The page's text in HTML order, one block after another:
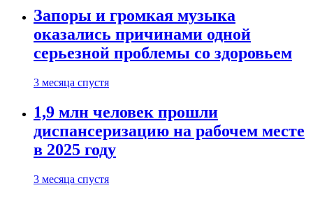
Запоры и громкая музыка
оказались причинами одной
серьезной проблемы со здоровьем
3 месяца спустя
1,9 млн человек прошли
диспансеризацию на рабочем месте
в 2025 году
3 месяца спустя